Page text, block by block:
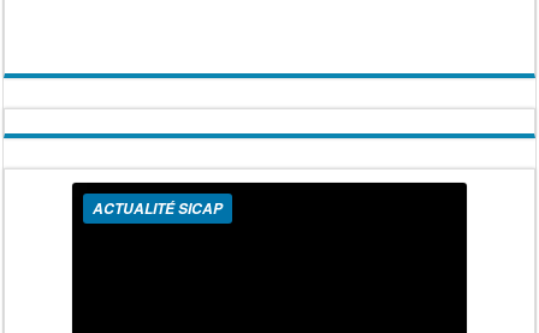
ACTUALITÉ SICAP